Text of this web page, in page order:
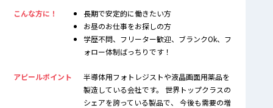
こんな方に！
長期で安定的に働きたい方
お昼のお仕事をお探しの方
学歴不問、フリーター歓迎、ブランクOk、フ
ォロー体制ばっちりです！
アピールポイント
半導体用フォトレジストや液晶画面用薬品を
製造している会社です。 世界トップクラスの
シェアを誇っている製品で、 今後も需要の増